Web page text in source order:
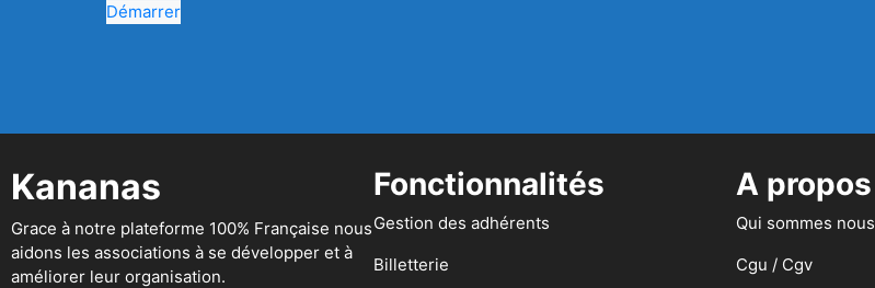
Démarrer
Kananas
Grace à notre plateforme 100% Française nous
aidons les associations à se développer et à
améliorer leur organisation.
Fonctionnalités
Gestion des adhérents
Billetterie
A propos
Qui sommes nous
Cgu / Cgv